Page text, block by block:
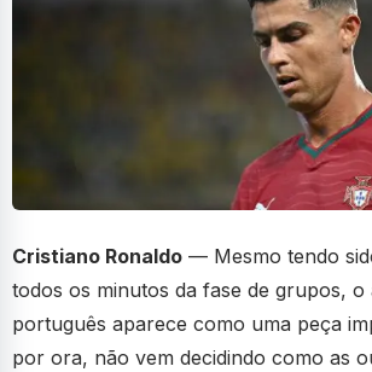
Cristiano Ronaldo — Mesmo tendo
todos os minutos da fase de grupos, o
português aparece como uma peça
por ora, não vem decidindo como as